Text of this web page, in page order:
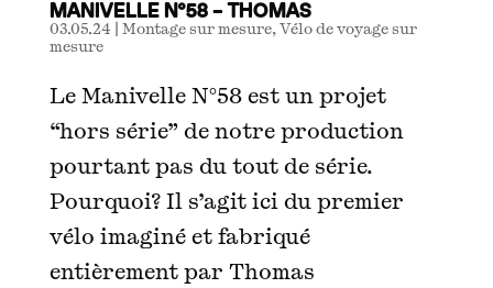
MANIVELLE N°58 – THOMAS
03.05.24 | Montage sur mesure,Vélo de voyage sur
mesure
Le Manivelle N°58 est un projet
“hors série” de notre production
pourtant pas du tout de série.
Pourquoi? Il s’agit ici du premier
vélo imaginé et fabriqué
entièrement par Thomas